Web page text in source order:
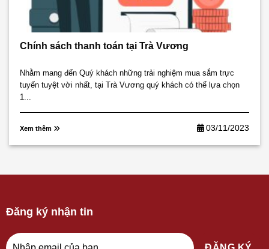
Chính sách thanh toán tại Trà Vương
Nhằm mang đến Quý khách những trải nghiệm mua sắm trực
tuyến tuyệt vời nhất, tại Trà Vương quý khách có thể lựa chọn
1...
Xem thêm 03/11/2023
Đăng ký nhận tin